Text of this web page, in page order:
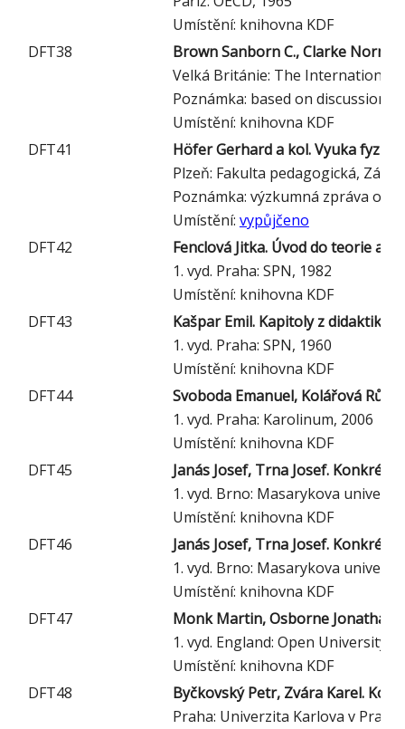
Umístění: knihovna KDF
DFT38
Brown Sanborn C., Clarke
Velká Británie: The International
Poznámka: based on discussion
Umístění: knihovna KDF
DFT41
Höfer Gerhard a kol. Vyuka
Plzeň: Fakulta pedagogická,
Poznámka: výzkumná zpráva o
Umístění: vypůjčeno
DFT42
Fenclová Jitka. Úvod do teorie a
1. vyd. Praha: SPN, 1982
Umístění: knihovna KDF
DFT43
Kašpar Emil. Kapitoly z didaktiky
1. vyd. Praha: SPN, 1960
Umístění: knihovna KDF
DFT44
Svoboda Emanuel, Kolářová
1. vyd. Praha: Karolinum, 2006
Umístění: knihovna KDF
DFT45
Janás Josef, Trna Josef.
1. vyd. Brno: Masarykova
Umístění: knihovna KDF
DFT46
Janás Josef, Trna Josef.
1. vyd. Brno: Masarykova
Umístění: knihovna KDF
DFT47
Monk Martin, Osborne Jonathan.
1. vyd. England: Open University
Umístění: knihovna KDF
DFT48
Byčkovský Petr, Zvára Karel.
Praha: Univerzita Karlova v